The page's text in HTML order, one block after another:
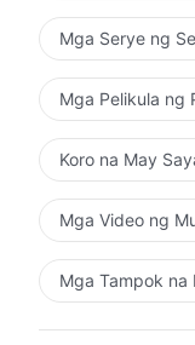
Mga Serye ng
Mga Pelikula ng
Koro na May
Mga Video ng
Mga Tampok na